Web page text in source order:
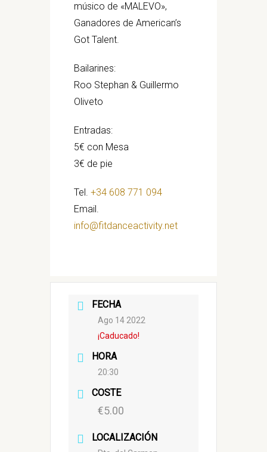
músico de «MALEVO»,
Ganadores de American’s
Got Talent.
Bailarines:
Roo Stephan & Guillermo
Oliveto
Entradas:
5€ con Mesa
3€ de pie
Tel. +34 608 771 094
Email.
info@fitdanceactivity.net
FECHA
Ago 14 2022
¡Caducado!
HORA
20:30
COSTE
€5.00
LOCALIZACIÓN